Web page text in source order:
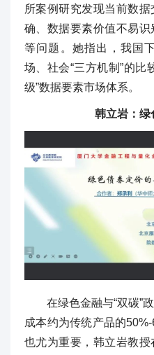
所案例研究发现当前数
确、数据要素价值不易
等问题。她指出，我国
场、社会“三方机制”的比
级”数据要素市场体系。
韩立岩：绿
在绿色金融与“双碳”
成本约为传统产品的
也尤为重要，韩立岩教